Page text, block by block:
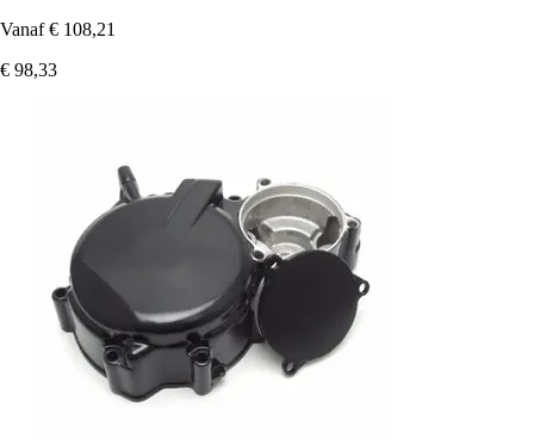
Vanaf € 108,21
€ 98,33